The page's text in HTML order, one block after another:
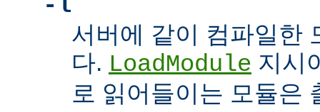
-l
서버에 같이 컴파일한
다. LoadModule 지시
로 읽어들이는 모듈은